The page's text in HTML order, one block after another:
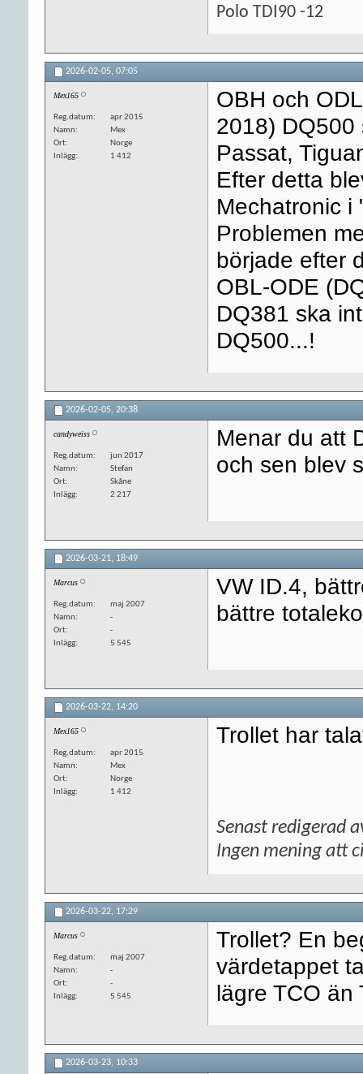
Polo TDI90 -12
2026-02-05, 07:05
Mex165
Reg.datum
apr 2015
Namn
Mex
Ort
Norge
Inlägg
1 412
OBH och
2018) DQ500
Passat,
Efter detta
Mechatronic i
Problemen
började efter
OBL-ODE
DQ381 ska
DQ500...!
2026-02-05, 20:38
candyweiss
Reg.datum
jun 2017
Namn
Stefan
Ort
Skåne
Inlägg
2 217
Menar du att
och sen blev
2026-03-21, 18:49
Marcus
Reg.datum
maj 2007
Namn
-
Ort
-
Inlägg
5 545
VW ID.4,
bättre
2026-03-22, 14:20
Mex165
Reg.datum
apr 2015
Namn
Mex
Ort
Norge
Inlägg
1 412
Trollet har
Senast redigerad
Ingen mening att
2026-03-22, 17:29
Marcus
Reg.datum
maj 2007
Namn
-
Ort
-
Inlägg
5 545
Trollet? En
värdetappet
lägre TCO än
2026-03-23, 10:33